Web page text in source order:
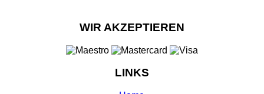
WIR AKZEPTIEREN
LINKS